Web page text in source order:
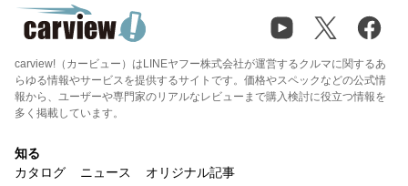
carview!（カービュー）はLINEヤフー株式会社が運営するクルマに関するあ
らゆる情報やサービスを提供するサイトです。価格やスペックなどの公式情
報から、ユーザーや専門家のリアルなレビューまで購入検討に役立つ情報を
多く掲載しています。
知る
カタログ
ニュース オリジナル記事